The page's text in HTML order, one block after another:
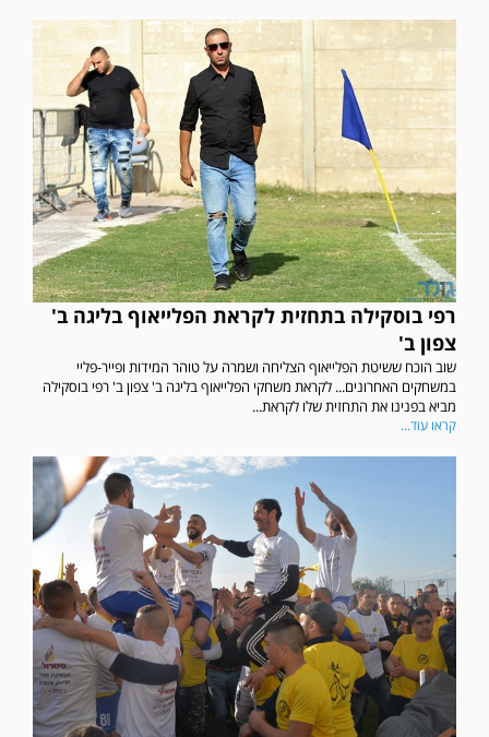
רפי בוסקילה בתחזית לקראת הפלייאוף בליגה ב'
צפון ב'
שוב הוכח ששיטת הפלייאוף הצליחה ושמרה על טוהר המידות ופייר-פליי
במשחקים האחרונים... לקראת משחקי הפלייאוף בליגה ב' צפון ב' רפי בוסקילה
מביא בפנינו את התחזית שלו לקראת...
קראו עוד...